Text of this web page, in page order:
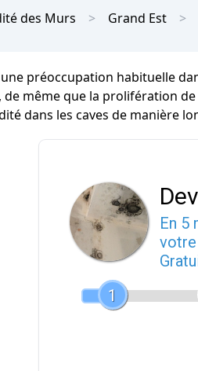
des Murs Grand Est
préoccupation habituelle
même que la prolifération
dans les caves de manière
En 5
1